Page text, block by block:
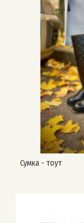
Сумка - тоут